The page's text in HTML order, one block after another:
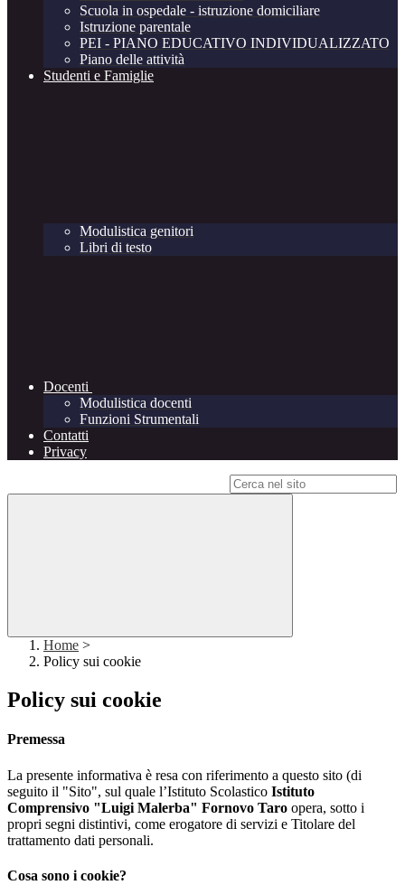
Scuola in ospedale - istruzione domiciliare
Istruzione parentale
PEI - PIANO EDUCATIVO INDIVIDUALIZZATO
Piano delle attività
Studenti e Famiglie
Modulistica genitori
Libri di testo
Docenti
Modulistica docenti
Funzioni Strumentali
Contatti
Privacy
Home >
Policy sui cookie
Policy sui cookie
Premessa
La presente informativa è resa con riferimento a questo sito (di
seguito il "Sito", sul quale l’Istituto Scolastico Istituto
Comprensivo "Luigi Malerba" Fornovo Taro opera, sotto i
propri segni distintivi, come erogatore di servizi e Titolare del
trattamento dati personali.
Cosa sono i cookie?